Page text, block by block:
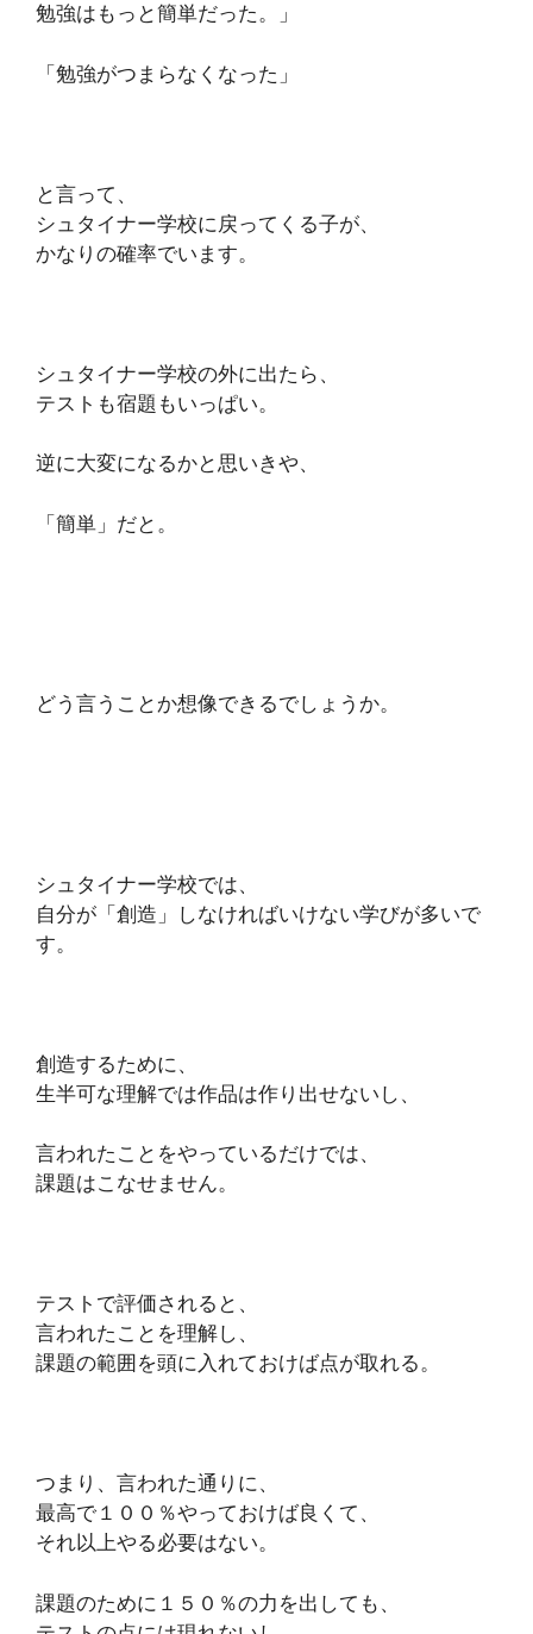
勉強はもっと簡単だった。」
「勉強がつまらなくなった」
と言って、
シュタイナー学校に戻ってくる子が、
かなりの確率でいます。
シュタイナー学校の外に出たら、
テストも宿題もいっぱい。
逆に大変になるかと思いきや、
「簡単」だと。
どう言うことか想像できるでしょうか。
シュタイナー学校では、
自分が「創造」しなければいけない学びが多いで
す。
創造するために、
生半可な理解では作品は作り出せないし、
言われたことをやっているだけでは、
課題はこなせません。
テストで評価されると、
言われたことを理解し、
課題の範囲を頭に入れておけば点が取れる。
つまり、言われた通りに、
最高で１００％やっておけば良くて、
それ以上やる必要はない。
課題のために１５０％の力を出しても、